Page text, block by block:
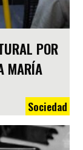
POR
MARÍA
Sociedad